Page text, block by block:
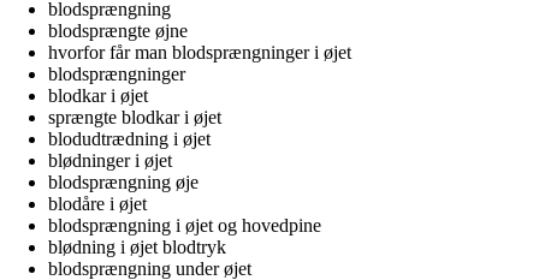
blodsprængning
blodsprængte øjne
hvorfor får man blodsprængninger i øjet
blodsprængninger
blodkar i øjet
sprængte blodkar i øjet
blodudtrædning i øjet
blødninger i øjet
blodsprængning øje
blodåre i øjet
blodsprængning i øjet og hovedpine
blødning i øjet blodtryk
blodsprængning under øjet